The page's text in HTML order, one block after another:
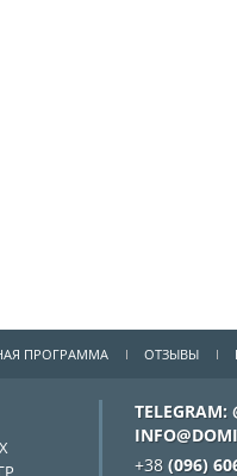
ПРОГРАММА ОТЗЫВЫ
TELEGRAM:
+38 (096)